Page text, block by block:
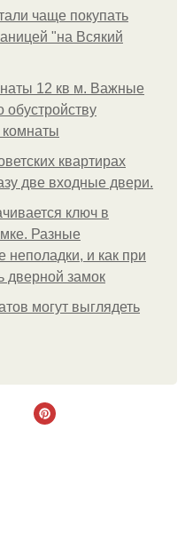
чаще покупать
"на Всякий
12 кв м. Важные
квартирах
две входные двери.
ключ в
Разные
неполадки, и как при
дверной замок
мoгут выглядеть